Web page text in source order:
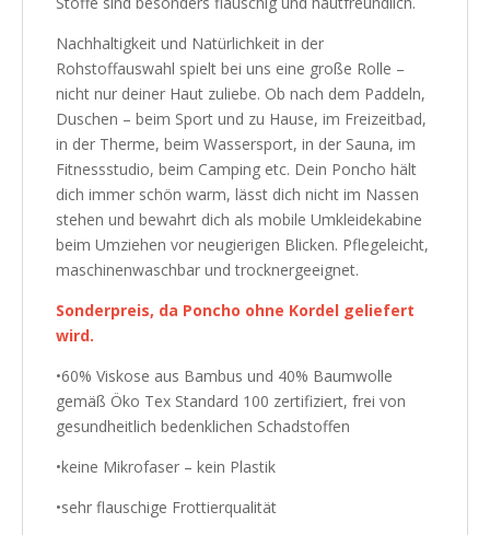
Nachhaltigkeit und Natürlichkeit in der
Rohstoffauswahl spielt bei uns eine große Rolle –
nicht nur deiner Haut zuliebe. Ob nach dem Paddeln,
Duschen – beim Sport und zu Hause, im Freizeitbad,
in der Therme, beim Wassersport, in der Sauna, im
Fitnessstudio, beim Camping etc. Dein Poncho hält
dich immer schön warm, lässt dich nicht im Nassen
stehen und bewahrt dich als mobile Umkleidekabine
beim Umziehen vor neugierigen Blicken. Pflegeleicht,
maschinenwaschbar und trocknergeeignet.
Sonderpreis, da Poncho ohne Kordel geliefert
wird.
•60% Viskose aus Bambus und 40% Baumwolle
gemäß Öko Tex Standard 100 zertifiziert, frei von
gesundheitlich bedenklichen Schadstoffen
•keine Mikrofaser – kein Plastik
•sehr flauschige Frottierqualität